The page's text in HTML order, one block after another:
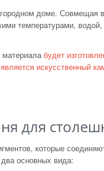
доме. Совмещая в
температурами,
материала будет
искусственный
для
которые
два основных вида: